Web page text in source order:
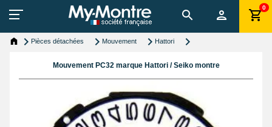
0
Pièces détachées Mouvement Hattori
Mouvement PC32 marque Hattori / Seiko montre